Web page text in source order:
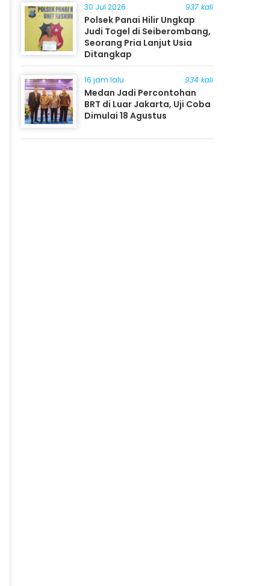
30 Jul 2026 937 kali
Polsek Panai Hilir Ungkap
Judi Togel di Seiberombang,
Seorang Pria Lanjut Usia
Ditangkap
16 jam lalu 934 kali
Medan Jadi Percontohan
BRT di Luar Jakarta, Uji Coba
Dimulai 18 Agustus